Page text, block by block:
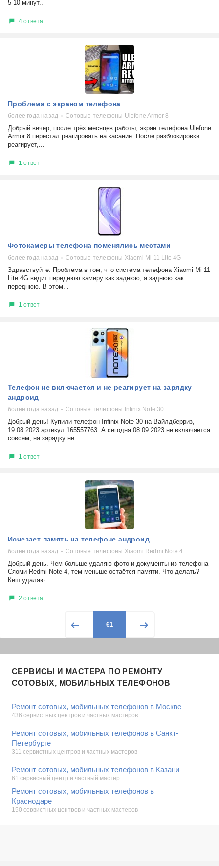
5-10 минут...
4 ответа
Проблема с экраном телефона
более года назад Сотовые телефоны Ulefone Armor 8
Добрый вечер, после трёх месяцев работы, экран телефона Ulefone
Armor 8 перестал реагировать на касание. После разблокировки
реагирует,...
1 ответ
Фотокамеры телефона поменялись местами
более года назад Сотовые телефоны Xiaomi Mi 11 Lite 4G
Здравствуйте. Проблема в том, что система телефона Xiaomi Mi 11
Lite 4G видит переднюю камеру как заднюю, а заднюю как
переднюю. В этом...
1 ответ
Телефон не включается и не реагирует на зарядку
андроид
более года назад Сотовые телефоны Infinix Note 30
Добрый день! Купили телефон Infinix Note 30 на Вайлдберриз,
19.08.2023 артикул 165557763. А сегодня 08.09.2023 не включается
совсем, на зарядку не...
1 ответ
Исчезает память на телефоне андроид
более года назад Сотовые телефоны Xiaomi Redmi Note 4
Добрый день. Чем больше удаляю фото и документы из телефона
Сяоми Redmi Note 4, тем меньше остаётся памяти. Что делать?
Кеш удаляю.
2 ответа
61
СЕРВИСЫ И МАСТЕРА ПО РЕМОНТУ
СОТОВЫХ, МОБИЛЬНЫХ ТЕЛЕФОНОВ
Ремонт сотовых, мобильных телефонов в Москве
436 сервистных центров и частных мастеров
Ремонт сотовых, мобильных телефонов в Санкт-
Петербурге
311 сервистных центров и частных мастеров
Ремонт сотовых, мобильных телефонов в Казани
61 сервисный центр и частный мастер
Ремонт сотовых, мобильных телефонов в
Краснодаре
150 сервистных центров и частных мастеров